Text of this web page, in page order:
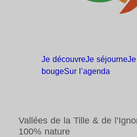
Je découvreJe séjourneJe
bougeSur l’agenda
Vallées de la Tille & de
100% nature